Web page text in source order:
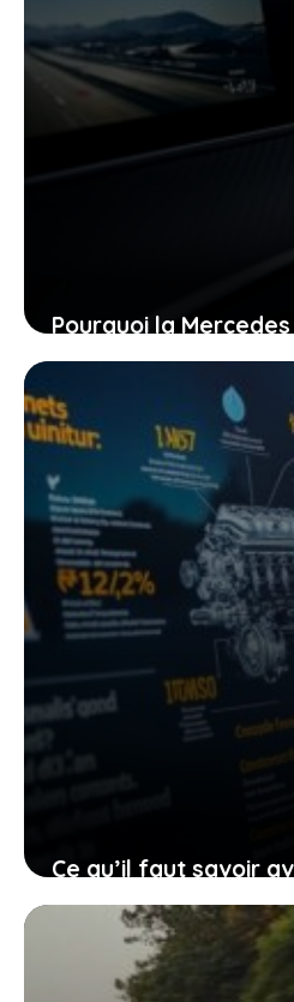
Pourquoi la Mercedes
électrique à 1153 ch
votre vision de la
20 mai 2026
Ce qu’il faut savoir
dans une voiture
18 mai 2026